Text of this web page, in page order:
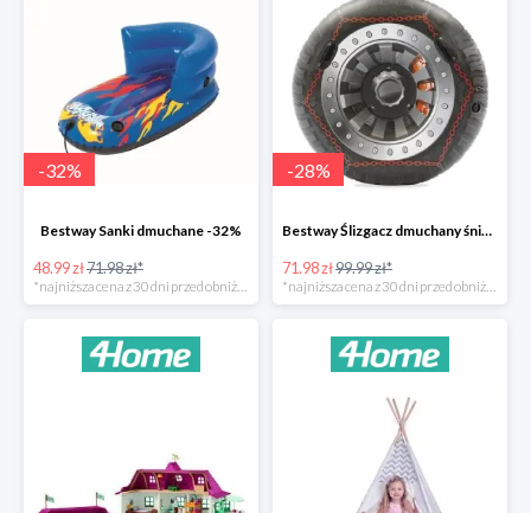
-32%
Bestway Sanki dmuchane -32%
48.99 zł71.98 zł*
*najniższa cena z 30 dni przed obniżką
-28%
Bestway Ślizgacz dmuchany śniegowy H2OGO -28%
71.98 zł99.99 zł*
*najniższa cena z 30 dni przed obniżką